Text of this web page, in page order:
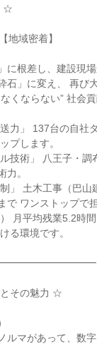
☆
地域密着】
に根差し、建設現
石」に変え、 再び
くならない” 社会
力」 137台の自社
プします。
技術」 八王子・調
力。
」 土木工事（巴山
で ワンストップで
月平均残業5.2時
る環境です。
その魅力 ☆
ルマがあって、数